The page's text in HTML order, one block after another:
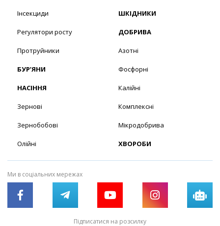
Інсекциди
Регулятори росту
Протруйники
БУР’ЯНИ
НАСІННЯ
Зернові
Зернобобові
Олійні
ШКІДНИКИ
ДОБРИВА
Азотні
Фосфорні
Калійні
Комплексні
Мікродобрива
ХВОРОБИ
Ми в соціальних мережах
Підписатися на розсилку